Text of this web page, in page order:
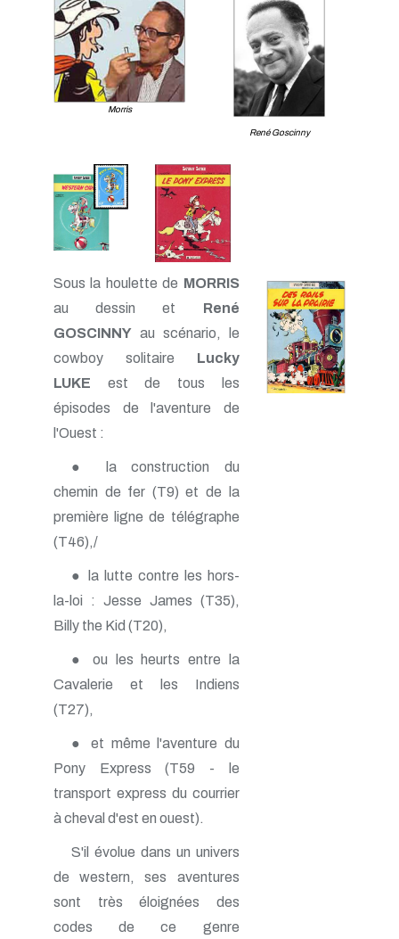
Morris
René Goscinny
Sous la houlette de MORRIS
au dessin et René
GOSCINNY au scénario, le
cowboy solitaire Lucky
LUKE est de tous les
épisodes de l'aventure de
l'Ouest :
● la construction du
chemin de fer (T9) et de la
première ligne de télégraphe
(T46),/
● la lutte contre les hors-
la-loi : Jesse James (T35),
Billy the Kid (T20),
● ou les heurts entre la
Cavalerie et les Indiens
(T27),
● et même l'aventure du
Pony Express (T59 - le
transport express du courrier
à cheval d'est en ouest).
S'il évolue dans un univers
de western, ses aventures
sont très éloignées des
codes de ce genre